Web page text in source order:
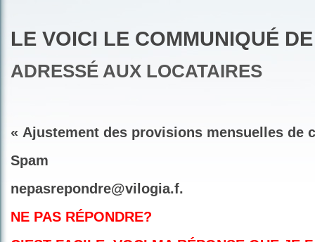
LE VOICI LE COMMUNIQUÉ
ADRESSÉ AUX LOCATAIRES
« Ajustement des provisions mensuelles de
Spam
nepasrepondre@vilogia.f.
NE PAS RÉPONDRE?